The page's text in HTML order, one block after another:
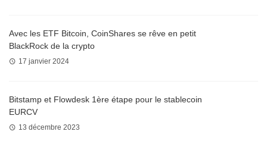
Avec les ETF Bitcoin, CoinShares se rêve en petit
BlackRock de la crypto
17 janvier 2024
Bitstamp et Flowdesk 1ère étape pour le stablecoin
EURCV
13 décembre 2023